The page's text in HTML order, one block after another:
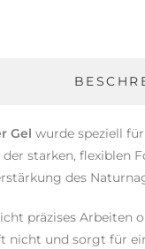
Gel wurde speziell
starken, flexiblen
des
präzises Arbeiten
nicht und sorgt für